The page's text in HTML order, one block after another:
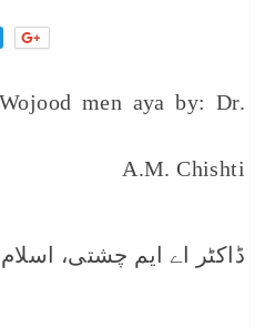
men aya by: Dr.
A.M. Chishti
ڈاکٹر اے ایم چشتی، اسلام